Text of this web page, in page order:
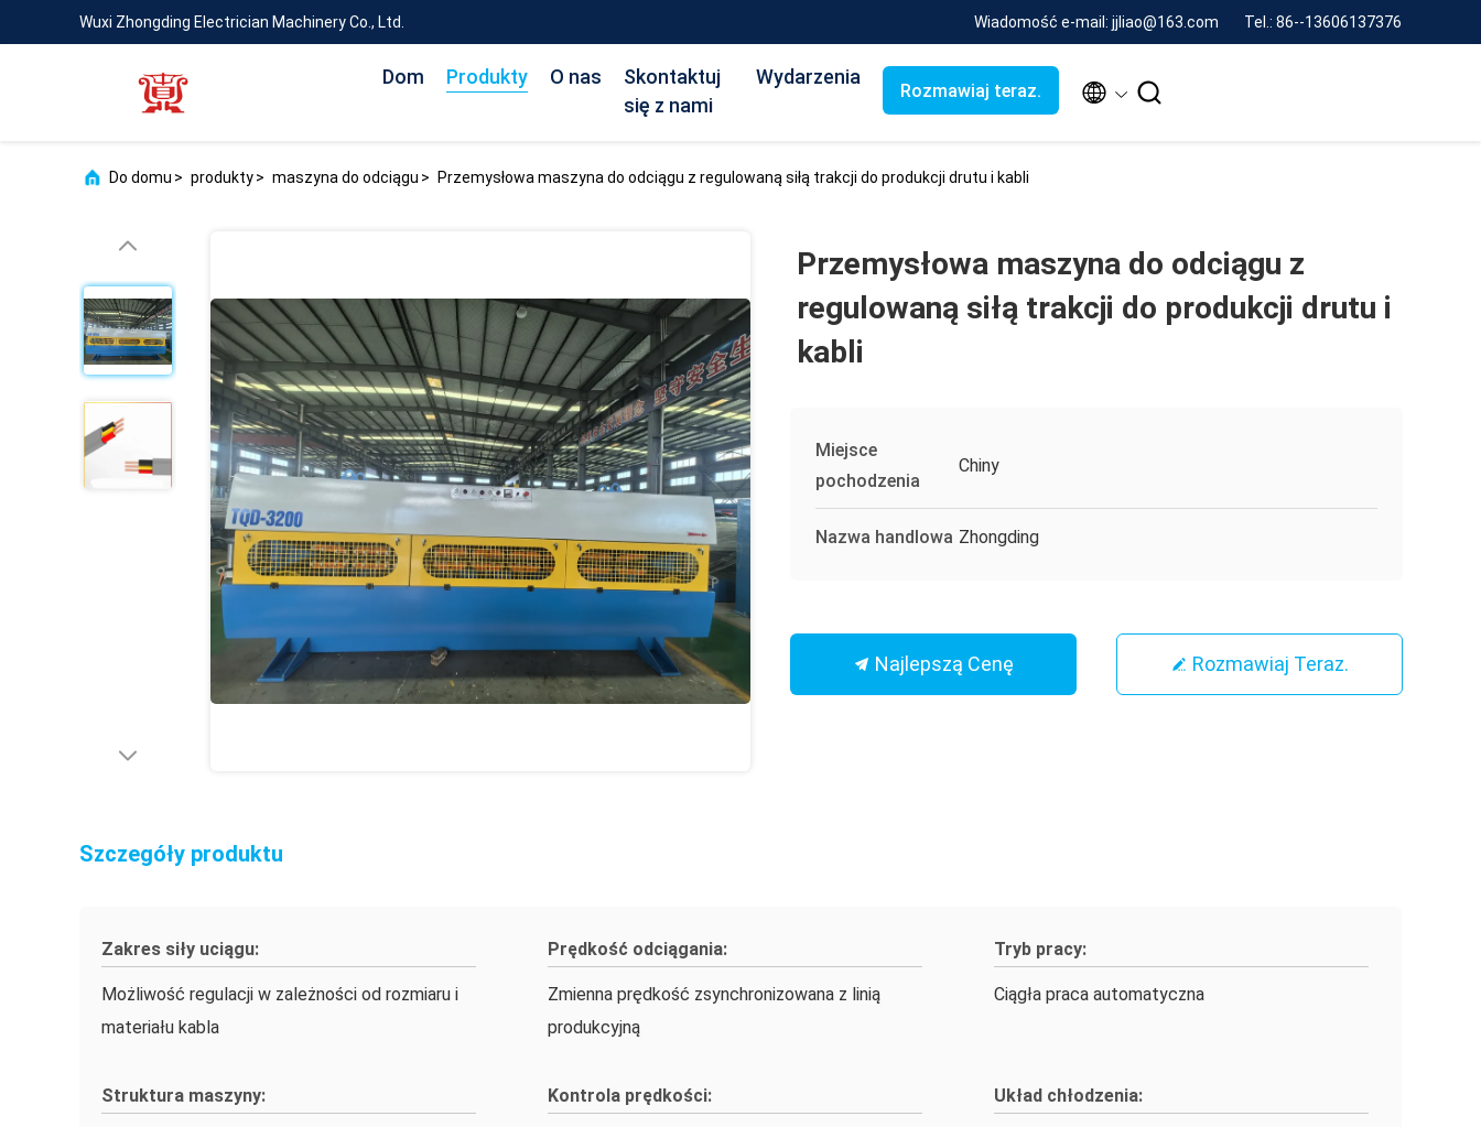
Wuxi Zhongding Electrician Machinery Co., Ltd. Wiadomość e-mail: jjliao@163.com Tel.: 86--13606137376
Dom Produkty O nas
Skontaktuj
się z nami
Wydarzenia
Rozmawiaj teraz.  
Do domu > produkty> maszyna do odciągu > Przemysłowa maszyna do odciągu z regulowaną siłą trakcji do produkcji drutu i kabli
Przemysłowa maszyna do odciągu z
regulowaną siłą trakcji do produkcji drutu i
kabli
Miejsce
pochodzenia
Chiny
Nazwa handlowa Zhongding
Najlepszą Cenę Rozmawiaj Teraz.
Szczegóły produktu
Zakres siły uciągu:
Możliwość regulacji w zależności od rozmiaru i
materiału kabla
Prędkość odciągania:
Zmienna prędkość zsynchronizowana z linią
produkcyjną
Tryb pracy:
Ciągła praca automatyczna
Struktura maszyny: Kontrola prędkości: Układ chłodzenia: